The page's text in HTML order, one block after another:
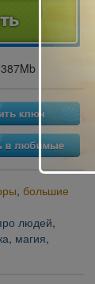
, большие
людей,
, магия,